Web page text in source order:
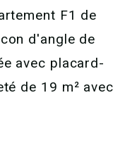
F1 de
d'angle de
avec placard-
de 19 m² avec